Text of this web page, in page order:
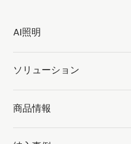
AI照明
ソリューション
商品情報